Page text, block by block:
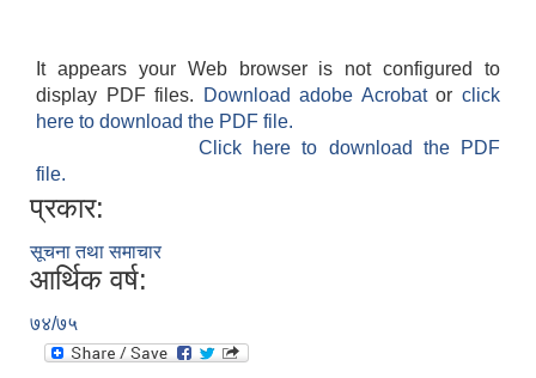
It appears your Web browser is not configured to
display PDF files.
Download adobe Acrobatorclick
here to download the PDF file.
Click here to download the PDF
file.
प्रकार:
सूचना तथा समाचार
आर्थिक वर्ष:
७४/७५